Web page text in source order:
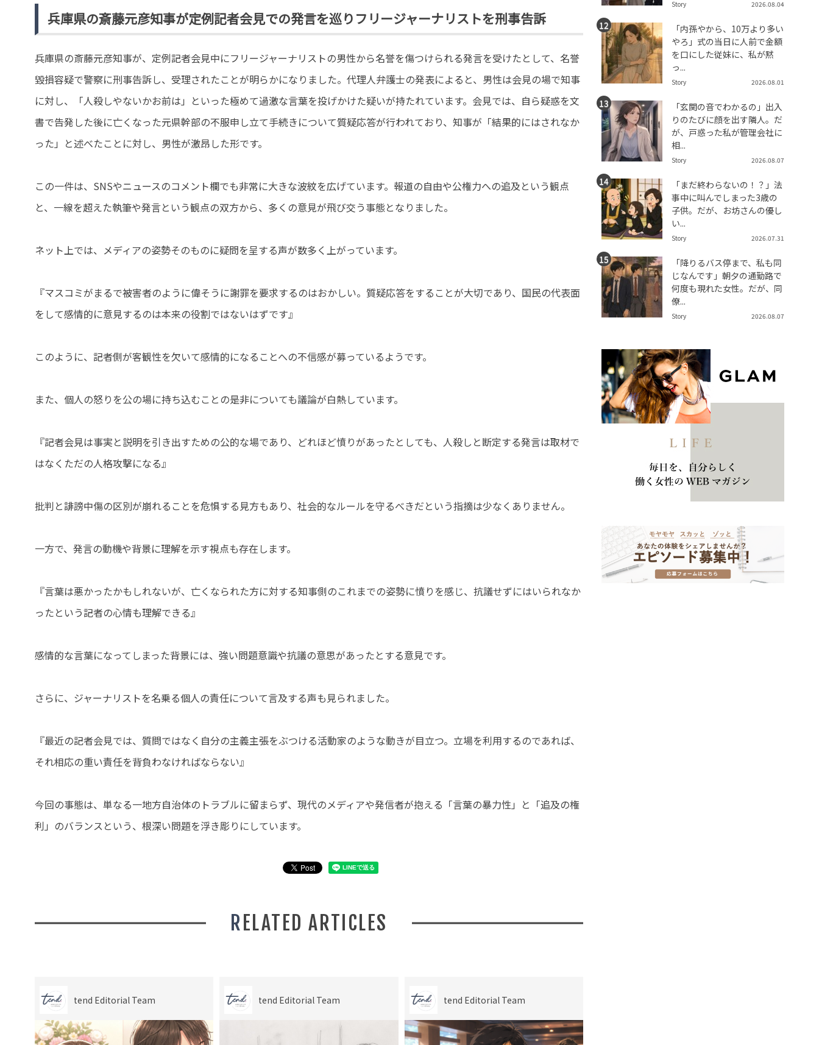
兵庫県の斎藤元彦知事が定例記者会見での発言を巡りフリージャーナリストを刑事告訴
兵庫県の斎藤元彦知事が、定例記者会見中にフリージャーナリストの男性から名誉を傷つけられる発言を受けたとして、名誉
毀損容疑で警察に刑事告訴し、受理されたことが明らかになりました。代理人弁護士の発表によると、男性は会見の場で知事
に対し、「人殺しやないかお前は」といった極めて過激な言葉を投げかけた疑いが持たれています。会見では、自ら疑惑を文
書で告発した後に亡くなった元県幹部の不服申し立て手続きについて質疑応答が行われており、知事が「結果的にはされなか
った」と述べたことに対し、男性が激昂した形です。
この一件は、SNSやニュースのコメント欄でも非常に大きな波紋を広げています。報道の自由や公権力への追及という観点
と、一線を超えた執筆や発言という観点の双方から、多くの意見が飛び交う事態となりました。
ネット上では、メディアの姿勢そのものに疑問を呈する声が数多く上がっています。
『マスコミがまるで被害者のように偉そうに謝罪を要求するのはおかしい。質疑応答をすることが大切であり、国民の代表面
をして感情的に意見するのは本来の役割ではないはずです』
このように、記者側が客観性を欠いて感情的になることへの不信感が募っているようです。
また、個人の怒りを公の場に持ち込むことの是非についても議論が白熱しています。
『記者会見は事実と説明を引き出すための公的な場であり、どれほど憤りがあったとしても、人殺しと断定する発言は取材で
はなくただの人格攻撃になる』
批判と誹謗中傷の区別が崩れることを危惧する見方もあり、社会的なルールを守るべきだという指摘は少なくありません。
一方で、発言の動機や背景に理解を示す視点も存在します。
『言葉は悪かったかもしれないが、亡くなられた方に対する知事側のこれまでの姿勢に憤りを感じ、抗議せずにはいられなか
ったという記者の心情も理解できる』
感情的な言葉になってしまった背景には、強い問題意識や抗議の意思があったとする意見です。
さらに、ジャーナリストを名乗る個人の責任について言及する声も見られました。
『最近の記者会見では、質問ではなく自分の主義主張をぶつける活動家のような動きが目立つ。立場を利用するのであれば、
それ相応の重い責任を背負わなければならない』
今回の事態は、単なる一地方自治体のトラブルに留まらず、現代のメディアや発信者が抱える「言葉の暴力性」と「追及の権
利」のバランスという、根深い問題を浮き彫りにしています。
RELATED ARTICLES
tend Editorial Team tend Editorial Team tend Editorial Team
Story 2026.08.04
「内孫やから、10万より多い
やろ」式の当日に人前で金額
を口にした従妹に、私が黙
っ...
Story 2026.08.01
「玄関の音でわかるの」出入
りのたびに顔を出す隣人。だ
が、戸惑った私が管理会社に
相...
Story 2026.08.07
「まだ終わらないの！？」法
事中に叫んでしまった3歳の
子供。だが、お坊さんの優し
い...
Story 2026.07.31
「降りるバス停まで、私も同
じなんです」朝夕の通勤路で
何度も現れた女性。だが、同
僚...
Story 2026.08.07